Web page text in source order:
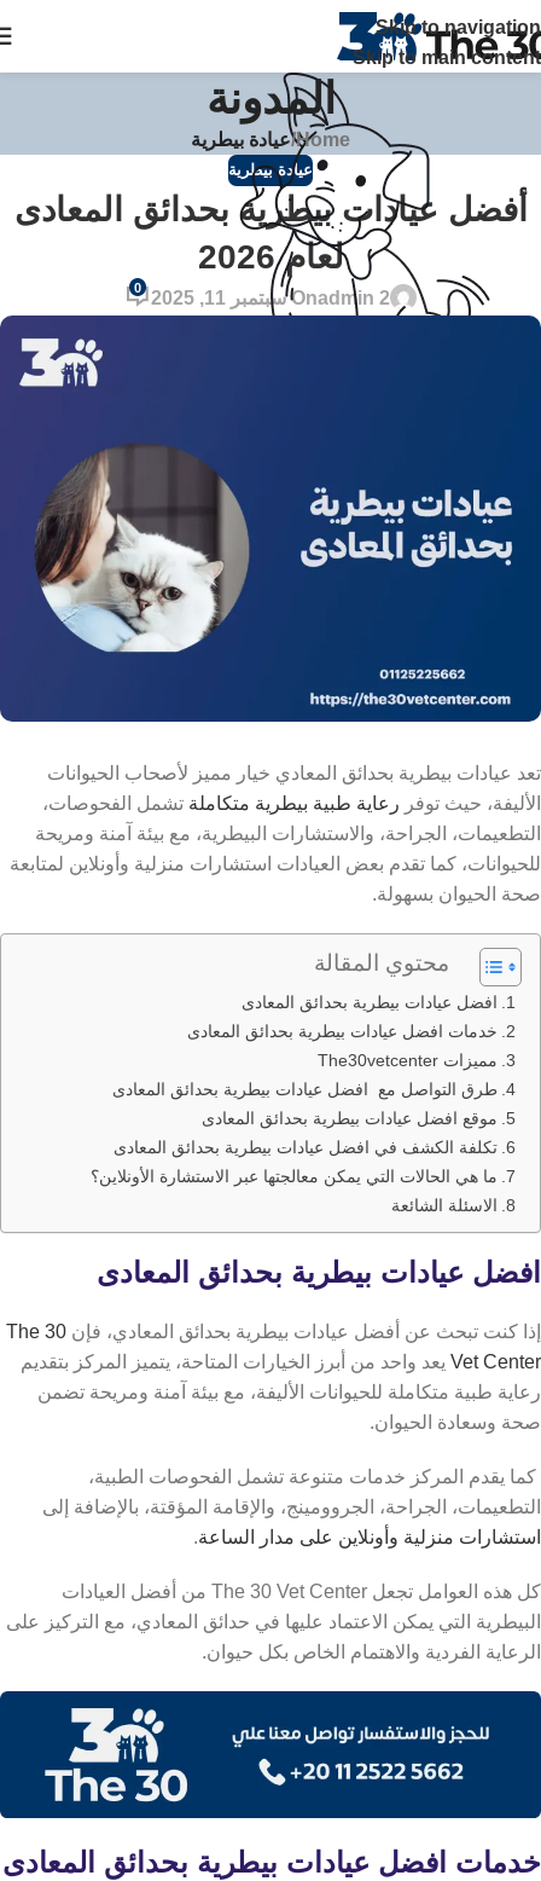
Skip to navigation
Skip to main content
ساعة في القاهرة والجيزة اتصل بنا
المدونة
Home
/عيادة بيطرية
عيادة بيطرية
أفضل عيادات بيطرية بحدائق المعادى
لعام 2026
admin 2On سبتمبر 11, 2025
0
تعد عيادات بيطرية بحدائق المعادي خيار مميز لأصحاب الحيوانات
الأليفة، حيث توفر رعاية طبية بيطرية متكاملة تشمل الفحوصات،
التطعيمات، الجراحة، والاستشارات البيطرية، مع بيئة آمنة ومريحة
للحيوانات، كما تقدم بعض العيادات استشارات منزلية وأونلاين لمتابعة
صحة الحيوان بسهولة.
محتوي المقالة
افضل عيادات بيطرية بحدائق المعادى
خدمات افضل عيادات بيطرية بحدائق المعادى
مميزات The30vetcenter
طرق التواصل مع افضل عيادات بيطرية بحدائق المعادى
موقع افضل عيادات بيطرية بحدائق المعادى
تكلفة الكشف في افضل عيادات بيطرية بحدائق المعادى
ما هي الحالات التي يمكن معالجتها عبر الاستشارة الأونلاين؟
الاسئلة الشائعة
افضل عيادات بيطرية بحدائق المعادى
إذا كنت تبحث عن أفضل عيادات بيطرية بحدائق المعادي، فإن The 30
Vet Center يعد واحد من أبرز الخيارات المتاحة، يتميز المركز بتقديم
رعاية طبية متكاملة للحيوانات الأليفة، مع بيئة آمنة ومريحة تضمن
صحة وسعادة الحيوان.
كما يقدم المركز خدمات متنوعة تشمل الفحوصات الطبية،
التطعيمات، الجراحة، الجروومينج، والإقامة المؤقتة، بالإضافة إلى
استشارات منزلية وأونلاين على مدار الساعة.
كل هذه العوامل تجعل The 30 Vet Center من أفضل العيادات
البيطرية التي يمكن الاعتماد عليها في حدائق المعادي، مع التركيز على
الرعاية الفردية والاهتمام الخاص بكل حيوان.
خدمات افضل عيادات بيطرية بحدائق المعادى